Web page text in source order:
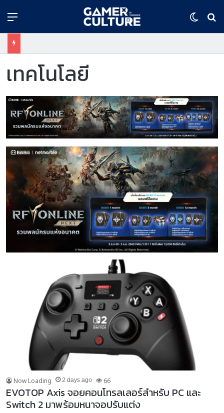
เทคโนโลยี
Now Loading 2 days ago 66
EVOTOP Axis จอยคอนโทรลเลอร์สำหรับ PC และ
Switch 2 มาพร้อมหนาจอปรับแต่ง